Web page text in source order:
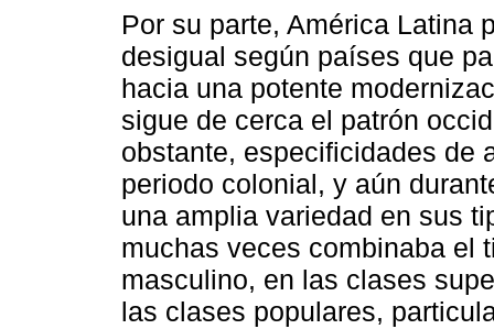
Por su parte, América Latina
desigual según países que
hacia una potente
sigue de cerca el patrón
obstante, especificidades de
periodo colonial, y aún
una amplia variedad en sus
muchas veces combinaba el
masculino, en las clases
las clases populares,